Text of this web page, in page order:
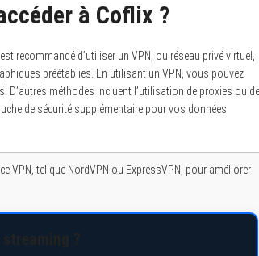
à Coflix ?
recommandé d’utiliser un VPN, ou réseau privé virtuel,
préétablies. En utilisant un VPN, vous pouvez
D’autres méthodes incluent l’utilisation de proxies ou de
de sécurité supplémentaire pour vos données
VPN, tel que NordVPN ou ExpressVPN, pour améliorer